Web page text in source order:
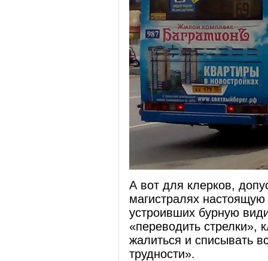
А вот для клерков,
магистралях
устроивших бурную
«переводить стрелки»,
жалиться и списывать
трудности».